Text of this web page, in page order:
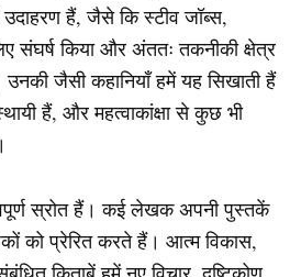
हैं, जैसे कि स्टीव जॉब्स,
संघर्ष किया और अंततः तकनीकी क्षेत्र
उनकी जैसी कहानियाँ हमें यह सिखाती हैं
हैं, और महत्वाकांक्षा से कुछ भी
स्रोत हैं। कई लेखक अपनी पुस्तकें
को प्रेरित करते हैं। आत्म विकास,